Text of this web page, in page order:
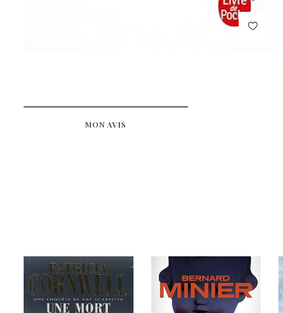
MON AVIS